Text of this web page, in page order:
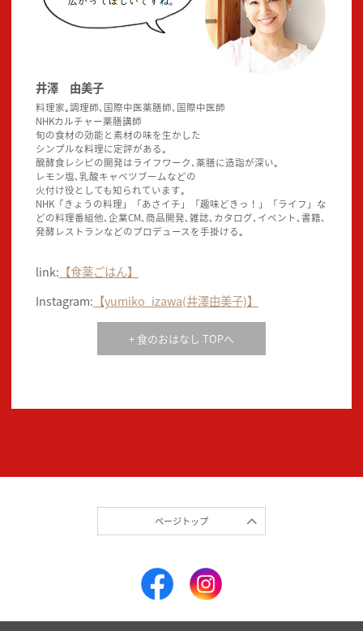
井澤 由美子
料理家｡調理師､国際中医薬膳師､国際中医師
NHKカルチャー薬膳講師
旬の食材の効能と素材の味を生かした
シンプルな料理に定評がある｡
醗酵食レシピの開発はライフワーク､薬膳に造詣が深い｡
レモン塩､乳酸キャベツブームなどの
火付け役としても知られています｡
NHK「きょうの料理」「あさイチ」「趣味どきっ！」「ライフ」な
どの料理番組他､企業CM､商品開発､雑誌､カタログ､イベント､書籍､
発酵レストランなどのプロデュースを手掛ける｡
link: 【食薬ごはん】
Instagram: 【yumiko_izawa(井澤由美子)】
+ 食のおはなし TOPへ
ページトップ